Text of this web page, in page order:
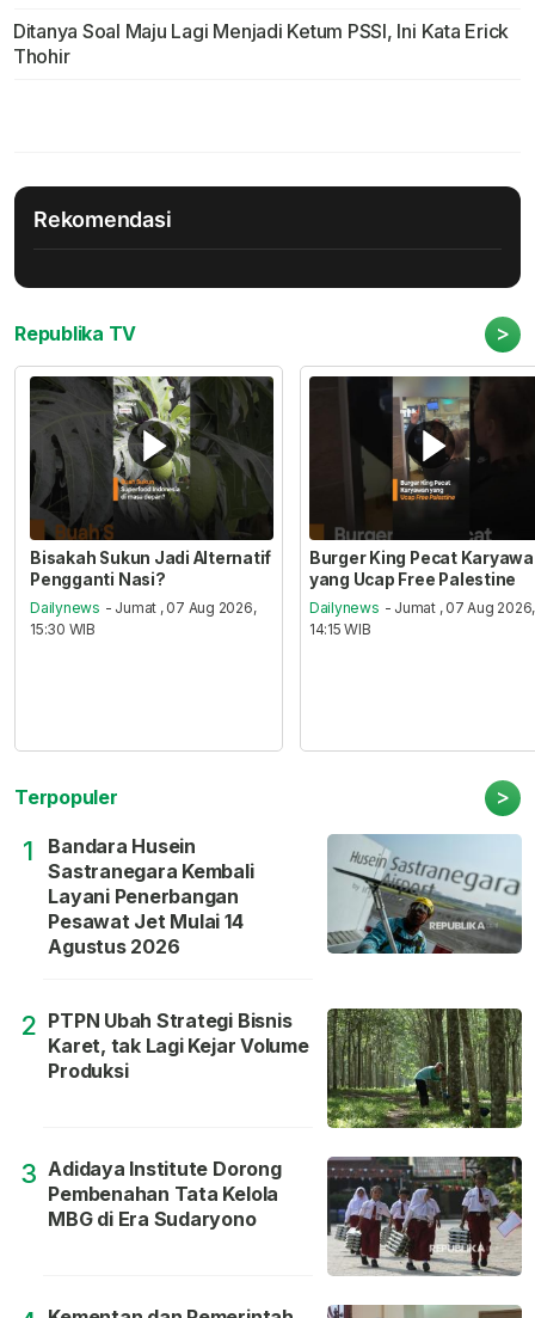
Ditanya Soal Maju Lagi Menjadi Ketum PSSI, Ini Kata Erick
Thohir
Rekomendasi
Republika TV >
Bisakah Sukun Jadi Alternatif
Pengganti Nasi?
Dailynews - Jumat , 07 Aug 2026,
15:30 WIB
Burger King Pecat
yang Ucap Free Palestine
Dailynews - Jumat , 07 Aug 2026,
14:15 WIB
Terpopuler >
1
Bandara Husein
Sastranegara Kembali
Layani Penerbangan
Pesawat Jet Mulai 14
Agustus 2026
2 PTPN Ubah Strategi Bisnis
Karet, tak Lagi Kejar Volume
Produksi
3 Adidaya Institute Dorong
Pembenahan Tata Kelola
MBG di Era Sudaryono